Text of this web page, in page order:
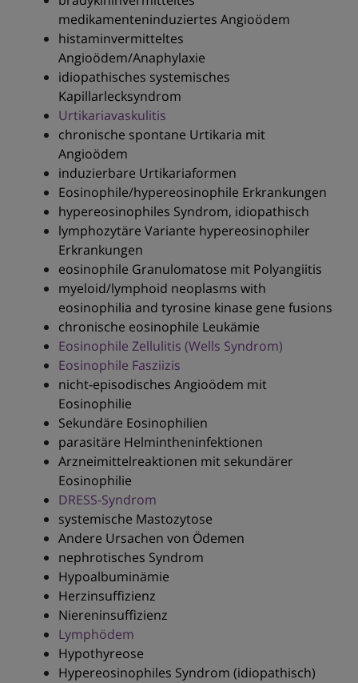
medikamenteninduziertes Angioödem
histaminvermitteltes
Angioödem/Anaphylaxie
idiopathisches systemisches
Kapillarlecksyndrom
Urtikariavaskulitis
chronische spontane Urtikaria mit
Angioödem
induzierbare Urtikariaformen
Eosinophile/hypereosinophile Erkrankungen
hypereosinophiles Syndrom, idiopathisch
lymphozytäre Variante hypereosinophiler
Erkrankungen
eosinophile Granulomatose mit Polyangiitis
myeloid/lymphoid neoplasms with
eosinophilia and tyrosine kinase gene fusions
chronische eosinophile Leukämie
Eosinophile Zellulitis (Wells Syndrom)
Eosinophile Fasziizis
nicht-episodisches Angioödem mit
Eosinophilie
Sekundäre Eosinophilien
parasitäre Helmintheninfektionen
Arzneimittelreaktionen mit sekundärer
Eosinophilie
DRESS-Syndrom
systemische Mastozytose
Andere Ursachen von Ödemen
nephrotisches Syndrom
Hypoalbuminämie
Herzinsuffizienz
Niereninsuffizienz
Lymphödem
Hypothyreose
Hypereosinophiles Syndrom (idiopathisch)